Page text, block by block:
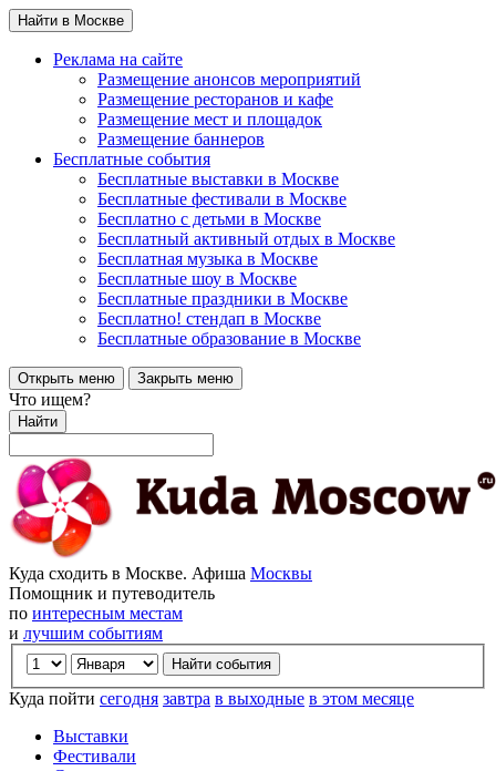
Найти в Москве
Реклама на сайте
Размещение анонсов мероприятий
Размещение ресторанов и кафе
Размещение мест и площадок
Размещение баннеров
Бесплатные события
Бесплатные выставки в Москве
Бесплатные фестивали в Москве
Бесплатно с детьми в Москве
Бесплатный активный отдых в Москве
Бесплатная музыка в Москве
Бесплатные шоу в Москве
Бесплатные праздники в Москве
Бесплатно! стендап в Москве
Бесплатные образование в Москве
Открыть меню Закрыть меню
Что ищем?
Найти
Куда сходить в Москве. Афиша Москвы
Помощник и путеводитель
по интересным местам
и лучшим событиям
Куда пойти сегодня завтра в выходные в этом месяце
Выставки
Фестивали